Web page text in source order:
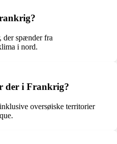
der spænder fra
i nord.
der i Frankrig?
oversøiske territorier